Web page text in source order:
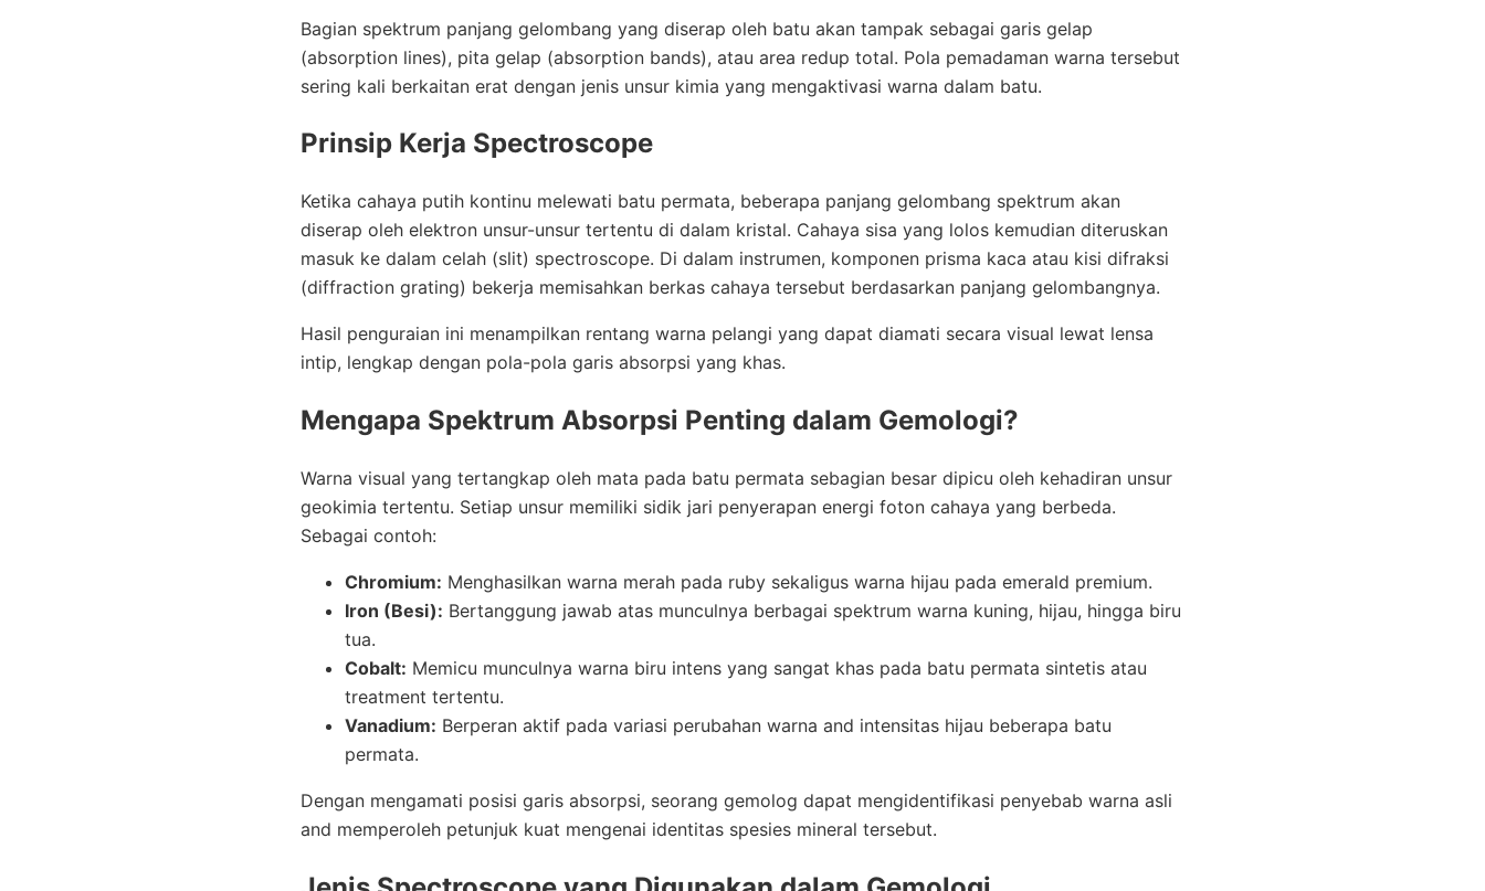
Bagian spektrum panjang gelombang yang diserap oleh batu akan tampak sebagai garis gelap
(absorption lines), pita gelap (absorption bands), atau area redup total. Pola pemadaman warna tersebut
sering kali berkaitan erat dengan jenis unsur kimia yang mengaktivasi warna dalam batu.
Prinsip Kerja Spectroscope
Ketika cahaya putih kontinu melewati batu permata, beberapa panjang gelombang spektrum akan
diserap oleh elektron unsur-unsur tertentu di dalam kristal. Cahaya sisa yang lolos kemudian diteruskan
masuk ke dalam celah (slit) spectroscope. Di dalam instrumen, komponen prisma kaca atau kisi difraksi
(diffraction grating) bekerja memisahkan berkas cahaya tersebut berdasarkan panjang gelombangnya.
Hasil penguraian ini menampilkan rentang warna pelangi yang dapat diamati secara visual lewat lensa
intip, lengkap dengan pola-pola garis absorpsi yang khas.
Mengapa Spektrum Absorpsi Penting dalam Gemologi?
Warna visual yang tertangkap oleh mata pada batu permata sebagian besar dipicu oleh kehadiran unsur
geokimia tertentu. Setiap unsur memiliki sidik jari penyerapan energi foton cahaya yang berbeda.
Sebagai contoh:
Chromium: Menghasilkan warna merah pada ruby sekaligus warna hijau pada emerald premium.
Iron (Besi): Bertanggung jawab atas munculnya berbagai spektrum warna kuning, hijau, hingga biru
tua.
Cobalt: Memicu munculnya warna biru intens yang sangat khas pada batu permata sintetis atau
treatment tertentu.
Vanadium: Berperan aktif pada variasi perubahan warna and intensitas hijau beberapa batu
permata.
Dengan mengamati posisi garis absorpsi, seorang gemolog dapat mengidentifikasi penyebab warna asli
and memperoleh petunjuk kuat mengenai identitas spesies mineral tersebut.